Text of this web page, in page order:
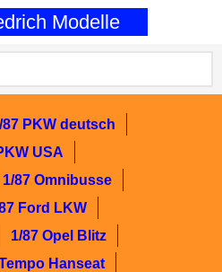
Modelle
87 PKW deutsch
USA
1/87 Omnibusse
Ford LKW
1/87 Opel Blitz
Hanseat